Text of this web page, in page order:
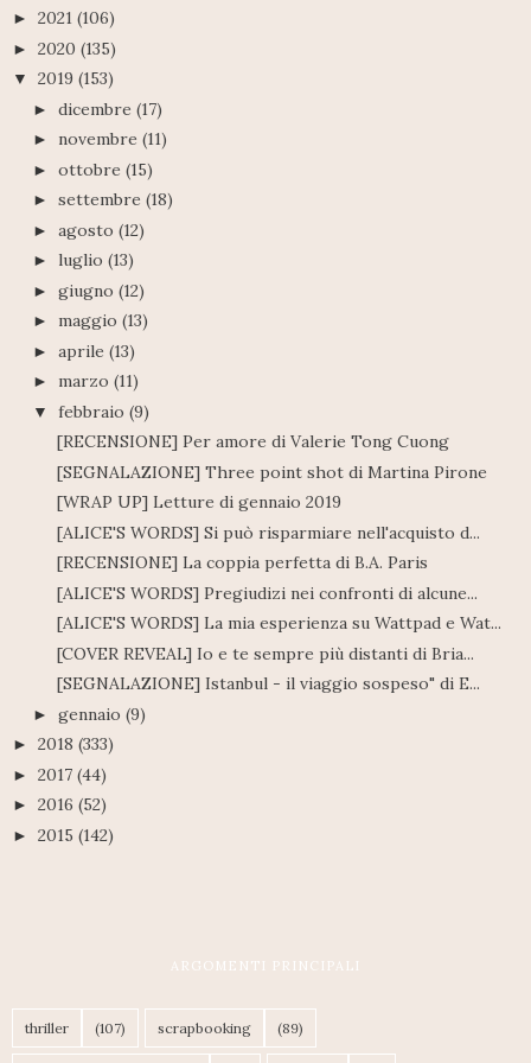
► 2021 (106)
► 2020 (135)
▼ 2019 (153)
► dicembre (17)
► novembre (11)
► ottobre (15)
► settembre (18)
► agosto (12)
► luglio (13)
► giugno (12)
► maggio (13)
► aprile (13)
► marzo (11)
▼ febbraio (9)
[RECENSIONE] Per amore di Valerie Tong Cuong
[SEGNALAZIONE] Three point shot di Martina Pirone
[WRAP UP] Letture di gennaio 2019
[ALICE'S WORDS] Si può risparmiare nell'acquisto d...
[RECENSIONE] La coppia perfetta di B.A. Paris
[ALICE'S WORDS] Pregiudizi nei confronti di alcune...
[ALICE'S WORDS] La mia esperienza su Wattpad e Wat...
[COVER REVEAL] Io e te sempre più distanti di Bria...
[SEGNALAZIONE] Istanbul - il viaggio sospeso" di E...
► gennaio (9)
► 2018 (333)
► 2017 (44)
► 2016 (52)
► 2015 (142)
ARGOMENTI PRINCIPALI
thriller (107) scrapbooking (89)